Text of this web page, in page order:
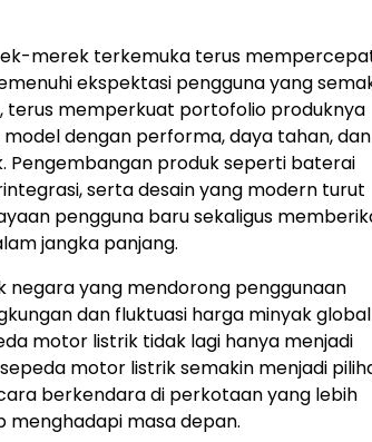
merek terkemuka terus
ekspektasi pengguna yang
terus memperkuat portofolio produknya
dengan performa, daya tahan, dan
Pengembangan produk seperti baterai
serta desain yang modern turut
pengguna baru sekaligus
jangka panjang.
negara yang mendorong penggunaan
dan fluktuasi harga minyak global
motor listrik tidak lagi hanya menjadi
motor listrik semakin menjadi
berkendara di perkotaan yang lebih
menghadapi masa depan.